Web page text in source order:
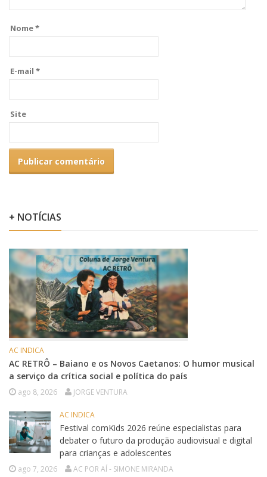
Nome*
E-mail *
Site
+ NOTÍCIAS
AC INDICA
AC RETRÔ – Baiano e os Novos Caetanos: O humor musical
a serviço da crítica social e política do país
ago 8, 2026 JORGE VENTURA
AC INDICA
Festival comKids 2026 reúne especialistas para
debater o futuro da produção audiovisual e digital
para crianças e adolescentes
ago 7, 2026 AC POR AÍ - SIMONE MIRANDA